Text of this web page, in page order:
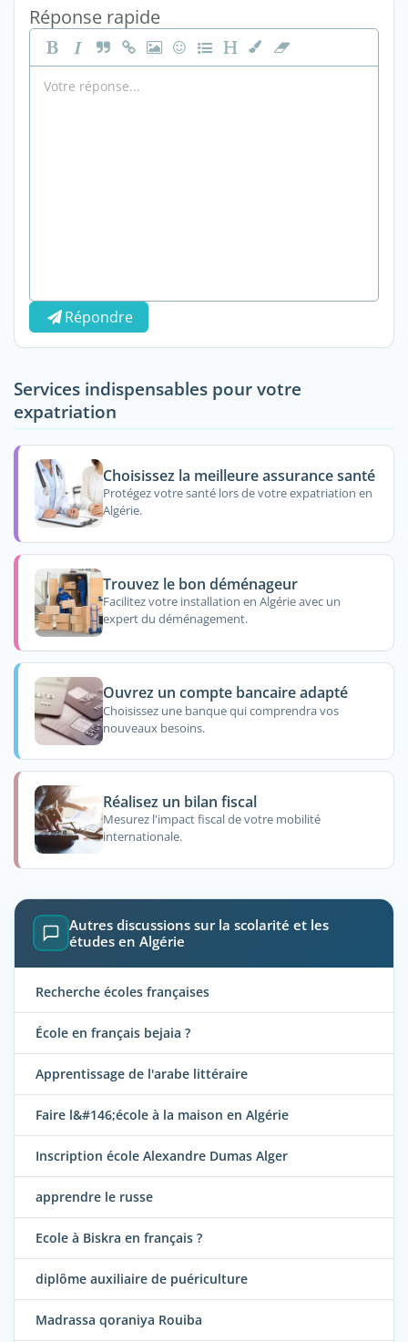
Réponse rapide
Répondre
Services indispensables pour votre
expatriation
Choisissez la meilleure assurance santé
Protégez votre santé lors de votre expatriation en
Algérie.
Trouvez le bon déménageur
Facilitez votre installation en Algérie avec un
expert du déménagement.
Ouvrez un compte bancaire adapté
Choisissez une banque qui comprendra vos
nouveaux besoins.
Réalisez un bilan fiscal
Mesurez l'impact fiscal de votre mobilité
internationale.
Autres discussions sur la scolarité et les
études en Algérie
Recherche écoles françaises
École en français bejaia ?
Apprentissage de l'arabe littéraire
Faire l&#146;école à la maison en Algérie
Inscription école Alexandre Dumas Alger
apprendre le russe
Ecole à Biskra en français ?
diplôme auxiliaire de puériculture
Madrassa qoraniya Rouiba